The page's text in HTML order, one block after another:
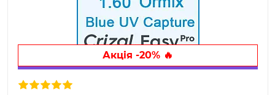
Акція -20% 🔥